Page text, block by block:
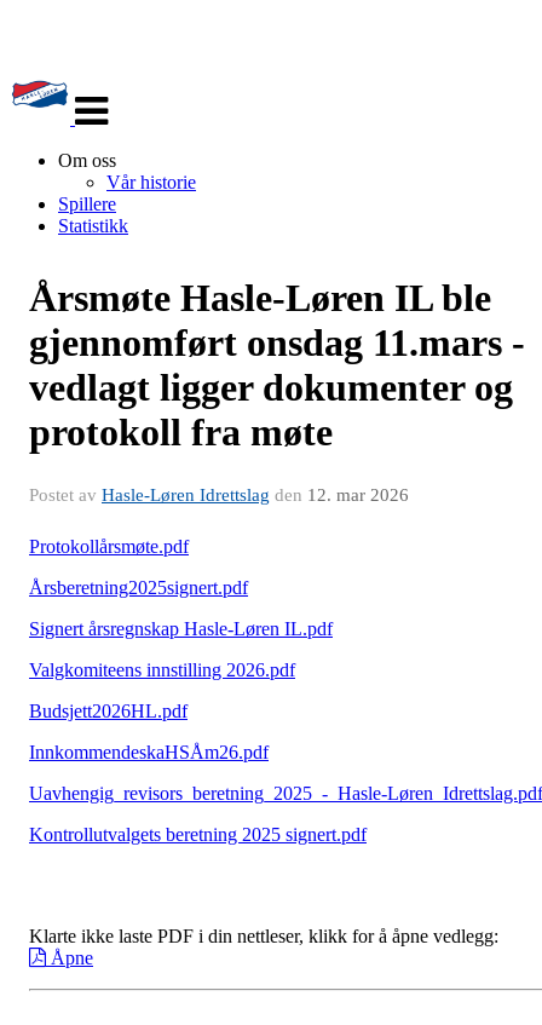
navigasjon
Om oss
Vår historie
Spillere
Statistikk
Årsmøte Hasle-Løren IL ble
gjennomført onsdag 11.mars -
vedlagt ligger dokumenter og
protokoll fra møte
Postet av Hasle-Løren Idrettslag den 12. mar 2026
Protokollårsmøte.pdf
Årsberetning2025signert.pdf
Signert årsregnskap Hasle-Løren IL.pdf
Valgkomiteens innstilling 2026.pdf
Budsjett2026HL.pdf
InnkommendeskaHSÅm26.pdf
Uavhengig_revisors_beretning_2025_-_Hasle-Løren_Idrettslag.pdf
Kontrollutvalgets beretning 2025 signert.pdf
Klarte ikke laste PDF i din nettleser, klikk for å åpne vedlegg:
Åpne